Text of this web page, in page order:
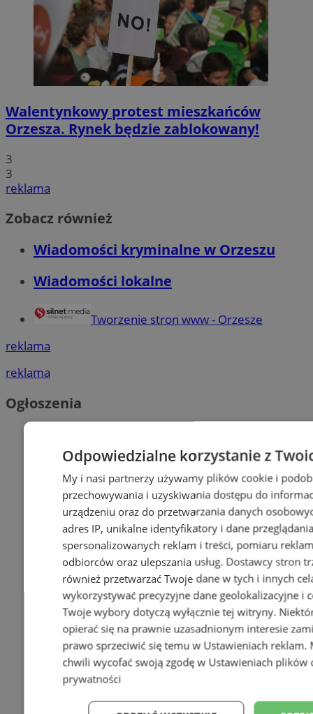
Walentynkowy protest mieszkańców
Orzesza. Rynek będzie zablokowany!
3
3
reklama
Zobacz również
Wiadomości kryminalne w Orzeszu
Wiadomości lokalne
Tworzenie stron www - Orzesze
reklama
reklama
Ogłoszenia
Odpowiedzialne korzystanie z
My i nasi partnerzy używamy plików cookie i
przechowywania i uzyskiwania dostępu do
urządzeniu oraz do przetwarzania danych
adres IP, unikalne identyfikatory i dane
spersonalizowanych reklam i treści, pomiaru
odbiorców oraz ulepszania usług. Dostawcy stron
również przetwarzać Twoje dane w tych i innych
wykorzystywać precyzyjne dane geolokalizacyjne i
Twoje wybory dotyczą wyłącznie tej witryny.
opierać się na prawnie uzasadnionym interesie
prawo sprzeciwić się temu w Ustawieniach reklam.
chwili wycofać swoją zgodę w Ustawieniach plików
prywatności